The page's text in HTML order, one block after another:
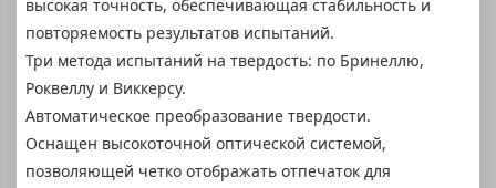
высокая точность, обеспечивающая стабильность и
повторяемость результатов испытаний.
Три метода испытаний на твердость: по Бринеллю,
Роквеллу и Виккерсу.
Автоматическое преобразование твердости.
Оснащен высокоточной оптической системой,
позволяющей четко отображать отпечаток для